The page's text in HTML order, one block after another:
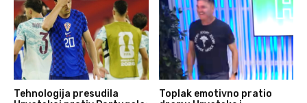
Tehnologija presudila
Toplak emotivno pratio